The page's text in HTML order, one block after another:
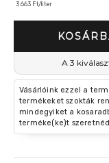
3 663 Ft/liter
A 3
Vásárlóink ezzel a
termékeket szokták
mindegyiket a
terméke(ke)t